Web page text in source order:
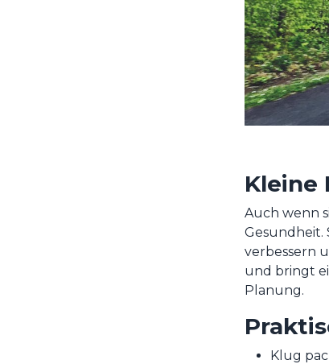
Kleine
Auch wenn
Gesundheit.
verbessern
und bringt
Planung.
Klug